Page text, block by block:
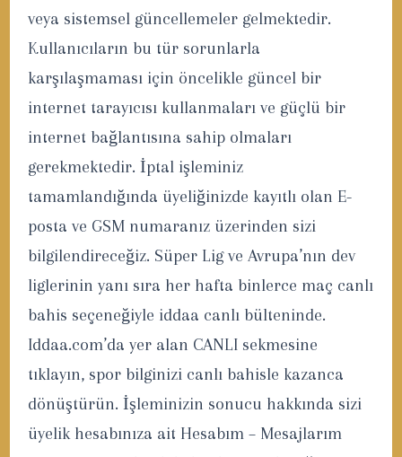
veya sistemsel güncellemeler gelmektedir.
Kullanıcıların bu tür sorunlarla
karşılaşmaması için öncelikle güncel bir
internet tarayıcısı kullanmaları ve güçlü bir
internet bağlantısına sahip olmaları
gerekmektedir. İptal işleminiz
tamamlandığında üyeliğinizde kayıtlı olan E-
posta ve GSM numaranız üzerinden sizi
bilgilendireceğiz. Süper Lig ve Avrupa’nın dev
liglerinin yanı sıra her hafta binlerce maç canlı
bahis seçeneğiyle iddaa canlı bülteninde.
Iddaa.com’da yer alan CANLI sekmesine
tıklayın, spor bilginizi canlı bahisle kazanca
dönüştürün. İşleminizin sonucu hakkında sizi
üyelik hesabınıza ait Hesabım – Mesajlarım